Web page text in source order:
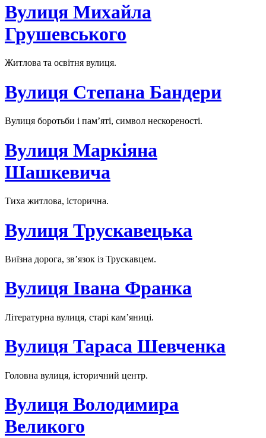
Вулиця Михайла
Грушевського
Житлова та освітня вулиця.
Вулиця Степана Бандери
Вулиця боротьби і пам’яті, символ нескореності.
Вулиця Маркіяна
Шашкевича
Тиха житлова, історична.
Вулиця Трускавецька
Виїзна дорога, зв’язок із Трускавцем.
Вулиця Івана Франка
Літературна вулиця, старі кам’яниці.
Вулиця Тараса Шевченка
Головна вулиця, історичний центр.
Вулиця Володимира
Великого